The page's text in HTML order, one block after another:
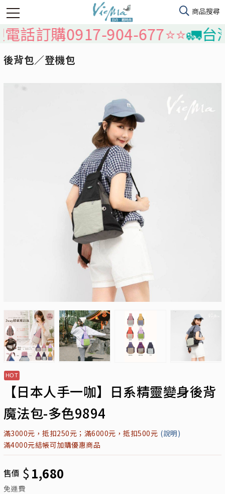
904-677⭐️⭐️🚛台灣本島免運
後背包／登機包
【日本人手一咖】日系精靈變身後背
魔法包-多色9894
滿3000元，抵扣250元；滿6000元，抵扣500元 (說明)
滿4000元結帳可加購優惠商品
售價 $ 1,680
免運費